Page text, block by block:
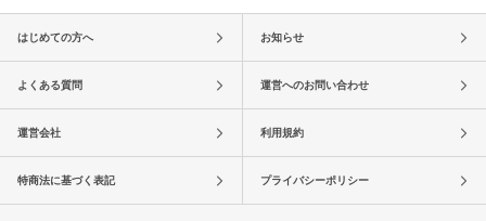
はじめての方へ お知らせ
よくある質問 運営へのお問い合わせ
運営会社 利用規約
特商法に基づく表記 プライバシーポリシー